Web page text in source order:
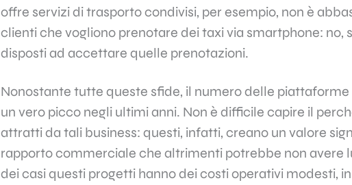
offre servizi di trasporto condivisi, per esempio, non è
clienti che vogliono prenotare dei taxi via smartphone: no,
disposti ad accettare quelle prenotazioni.
Nonostante tutte queste sfide, il numero delle
un vero picco negli ultimi anni. Non è difficile capire il
attratti da tali business: questi, infatti, creano un valore
rapporto commerciale che altrimenti potrebbe non avere
dei casi questi progetti hanno dei costi operativi modesti,